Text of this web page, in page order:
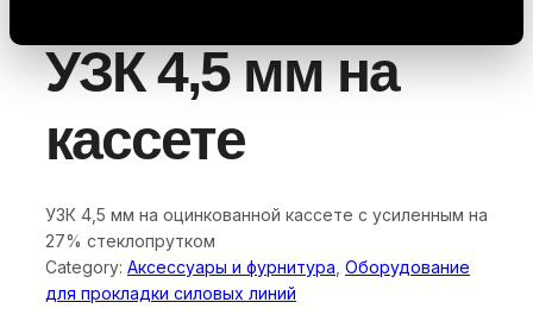
УЗК 4,5 мм на
кассете
УЗК 4,5 мм на оцинкованной кассете с усиленным на
27% стеклопрутком
Category: Аксессуары и фурнитура Оборудование
для прокладки силовых линий